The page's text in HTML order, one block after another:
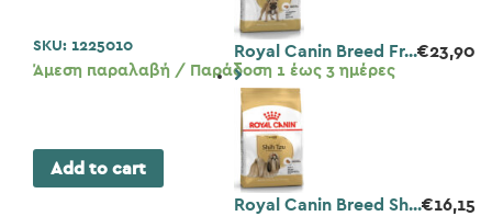
Royal Canin Breed Fr...€23,90
Royal Canin Breed Sh...€16,15
SKU: 1225010
Άμεση παραλαβή / Παράδοση 1 έως 3 ημέρες
Add to cart